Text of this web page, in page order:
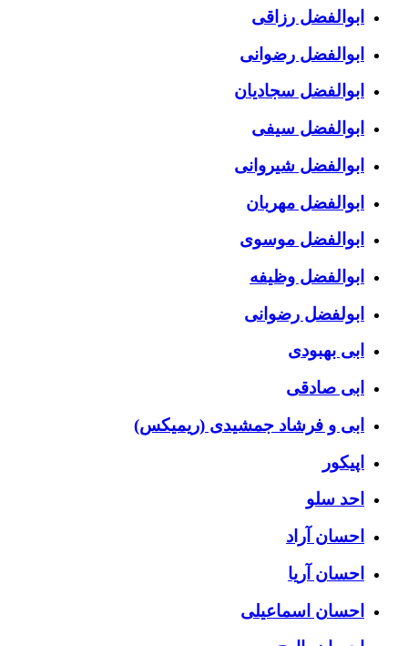
ابوالفضل رزاقی
ابوالفضل رضوانی
ابوالفضل سجادیان
ابوالفضل سیفی
ابوالفضل شیروانی
ابوالفضل مهربان
ابوالفضل موسوی
ابوالفضل وظیفه
ابولفضل رضوانی
ابی بهبودی
ابی صادقی
ابی و فرشاد جمشیدی (ریمیکس)
اپیکور
احد سلو
احسان آراد
احسان آریا
احسان اسماعیلی